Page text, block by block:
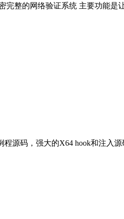
完整的网络验证系统 主要功能是
程源码，强大的X64 hook和注入源